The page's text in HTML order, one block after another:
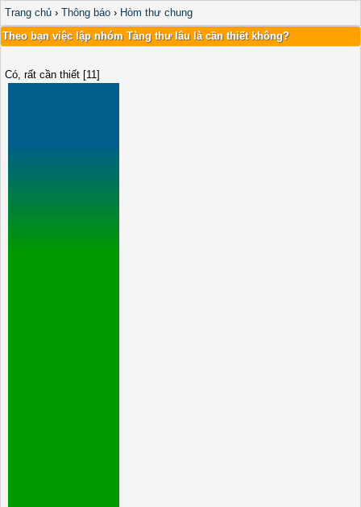
Trang chủ › Thông báo › Hòm thư chung
Theo bạn việc lập nhóm Tàng thư lâu là cần thiết không?
Có, rất cần thiết [11]